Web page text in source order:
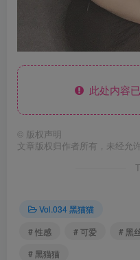
此处内容
© 版权声明
文章版权归作者所有，未经允
Vol.034 黑猫猫
# 性感
# 可爱 # 黑
# 黑猫猫